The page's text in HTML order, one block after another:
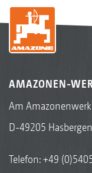
AMAZONEN-
Am
D-49205
Telefon:+49